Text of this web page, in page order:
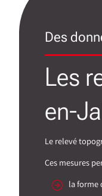
Des
Les
en-
Le relevé
Ces mesures
la forme